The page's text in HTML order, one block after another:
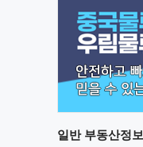
일반부동산정보